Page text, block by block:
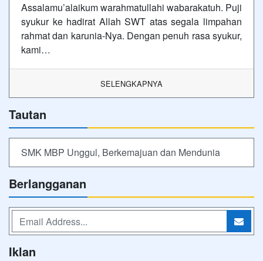
Assalamu’alaikum warahmatullahi wabarakatuh. Puji
syukur ke hadirat Allah SWT atas segala limpahan
rahmat dan karunia-Nya. Dengan penuh rasa syukur,
kami…
SELENGKAPNYA
Tautan
SMK MBP Unggul, Berkemajuan dan Mendunia
Berlangganan
Iklan